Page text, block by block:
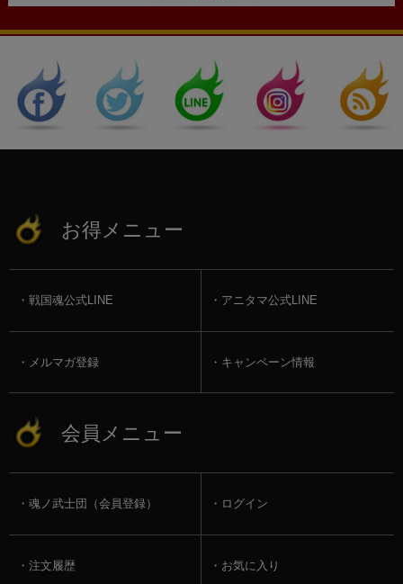
お得メニュー
戦国魂公式LINE アニタマ公式LINE
メルマガ登録 キャンペーン情報
会員メニュー
魂ノ武士団（会員登録） ログイン
注文履歴 お気に入り